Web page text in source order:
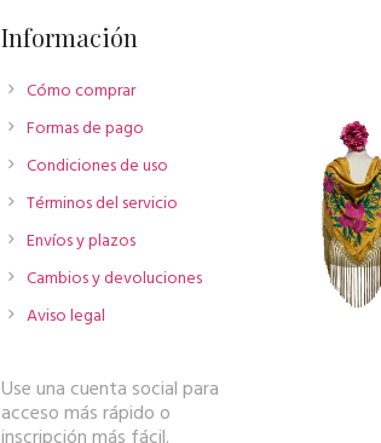
Información
Cómo comprar
Formas de pago
Condiciones de uso
Términos del servicio
Envíos y plazos
Cambios y devoluciones
Aviso legal
Use una cuenta social para
acceso más rápido o